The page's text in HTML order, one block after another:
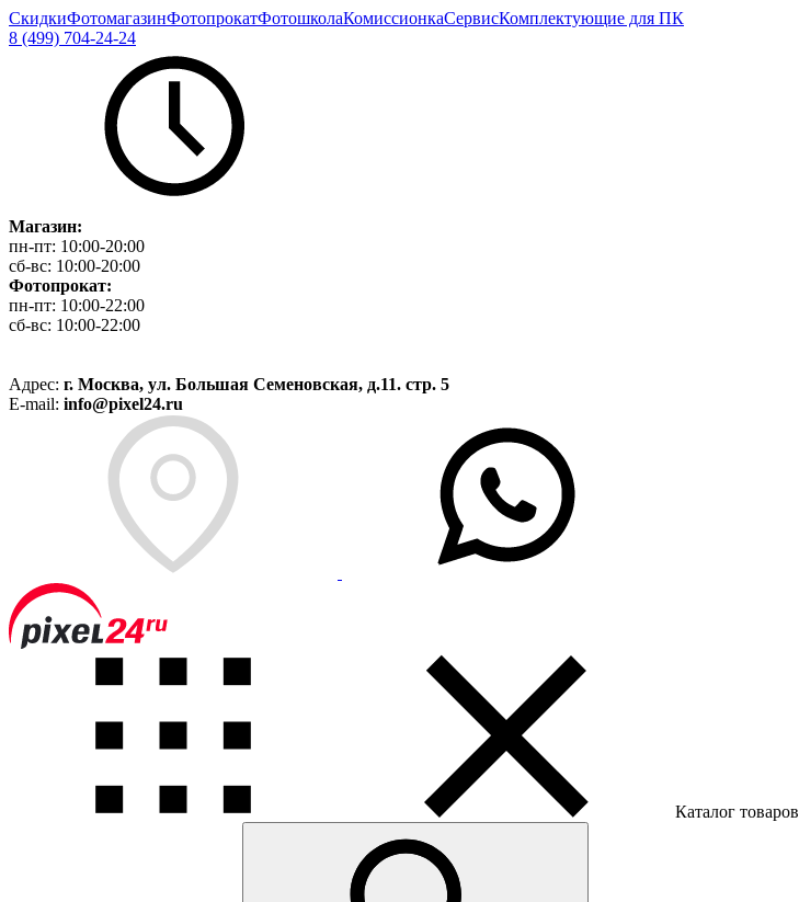
СкидкиФотомагазинФотопрокатФотошколаКомиссионкаСервисКомплектующие для ПК
8 (499) 704-24-24
Магазин:
пн-пт: 10:00-20:00
сб-вс: 10:00-20:00
Фотопрокат:
пн-пт: 10:00-22:00
сб-вс: 10:00-22:00
Адрес: г. Москва, ул. Большая Семеновская, д.11. стр. 5
E-mail: info@pixel24.ru
Каталог товаров